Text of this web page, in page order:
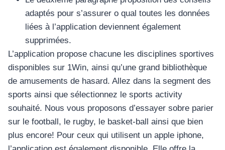
อุปกรณ์เครื่องใช้ภายในครัว
adaptés pour s’assurer o qual toutes les données
liées à l’application deviennent également
supprimées.
L’application propose chacune les disciplines sportives
disponibles sur 1Win, ainsi qu’une grand bibliothèque
de amusements de hasard. Allez dans la segment des
sports ainsi que sélectionnez le sports activity
souhaité. Nous vous proposons d’essayer sobre parier
sur le football, le rugby, le basket-ball ainsi que bien
plus encore! Pour ceux qui utilisent un apple iphone,